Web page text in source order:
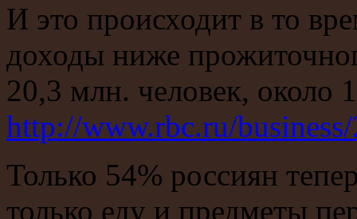
И это происходит в то
доходы ниже
20,3 млн. человек, около
http://www.rbc.ru/
Только 54% россиян
только еду и предметы